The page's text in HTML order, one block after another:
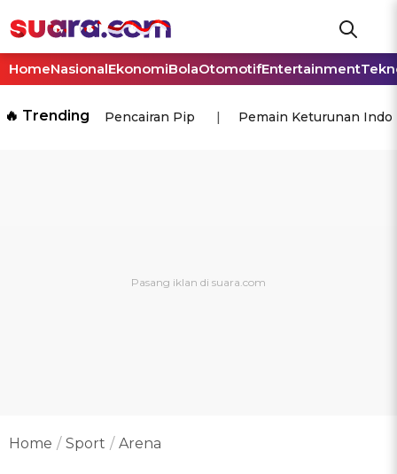
HomeNasionalEkonomiBolaOtomotifEntertainment
🔥 Trending Pencairan Pip Pemain Keturunan
Home Sport Arena